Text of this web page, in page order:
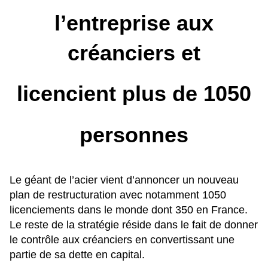
l’entreprise aux
créanciers et
licencient plus de 1050
personnes
Le géant de l’acier vient d’annoncer un nouveau
plan de restructuration avec notamment 1050
licenciements dans le monde dont 350 en France.
Le reste de la stratégie réside dans le fait de donner
le contrôle aux créanciers en convertissant une
partie de sa dette en capital.